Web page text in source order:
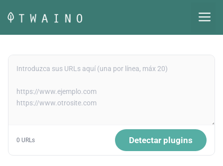
contenido
0 URLs Detectar plugins